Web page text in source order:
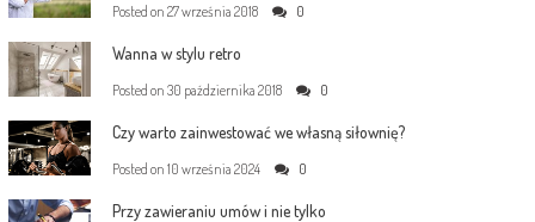
Posted on 27 września 2018 0
Wanna w stylu retro
Posted on 30 października 2018 0
Czy warto zainwestować we własną siłownię?
Posted on 10 września 2024 0
Przy zawieraniu umów i nie tylko